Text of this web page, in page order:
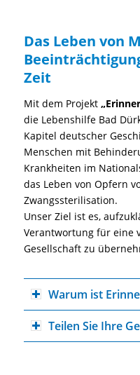
Das Leben von
Zeit
Mit dem Projekt
die Lebenshilfe Bad
Kapitel deutscher
Menschen mit
Krankheiten im
das Leben von Opfern
Zwangssterilisation.
Unser Ziel ist es,
Verantwortung für eine
Gesellschaft zu
Warum ist
Teilen Sie Ihre